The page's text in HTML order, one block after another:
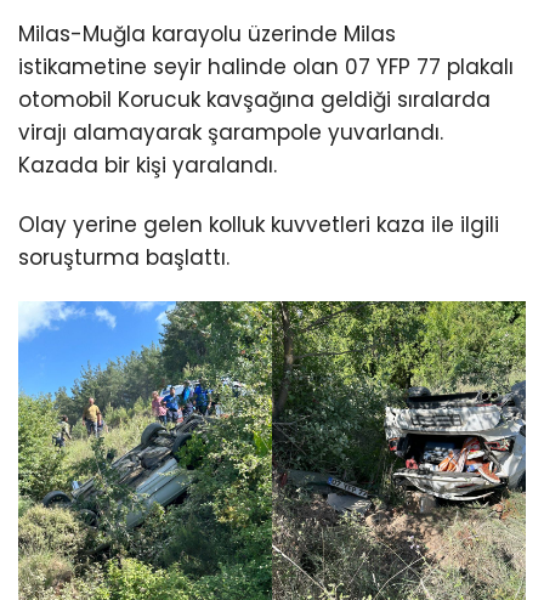
Milas-Muğla karayolu üzerinde Milas
istikametine seyir halinde olan 07 YFP 77 plakalı
otomobil Korucuk kavşağına geldiği sıralarda
virajı alamayarak şarampole yuvarlandı.
Kazada bir kişi yaralandı.
Olay yerine gelen kolluk kuvvetleri kaza ile ilgili
soruşturma başlattı.